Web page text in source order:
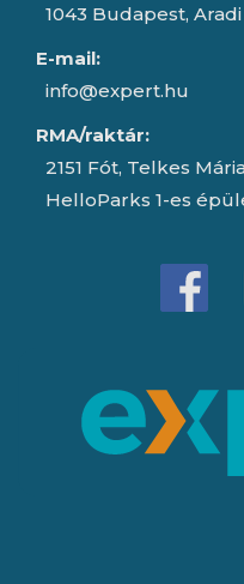
1043 Budapest,
E-mail:
info@expert.hu
RMA/raktár:
2151 Fót, Telkes
HelloParks 1-es